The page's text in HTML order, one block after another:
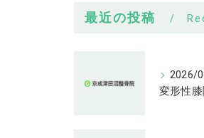
最近の投稿
2026/
変形性